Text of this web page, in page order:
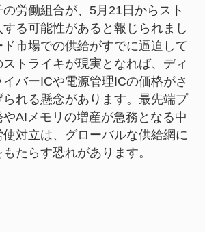
労働組合が、5月21日からスト
る可能性があると報じられまし
市場での供給がすでに逼迫して
トライキが現実となれば、ディ
イバーICや電源管理ICの価格がさ
られる懸念があります。最先端プ
やAIメモリの増産が急務となる中
対立は、グローバルな供給網に
たらす恐れがあります。